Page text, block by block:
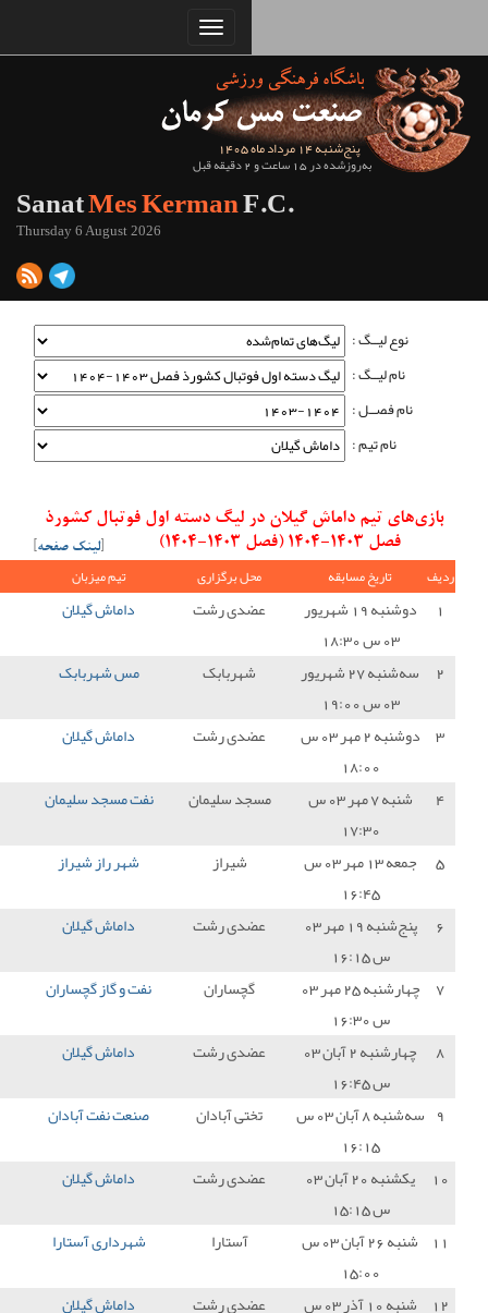
Sanat
لیگ دسته اول فوتبال کشورذ
[ لینک صفحه]
برگزاری تیم میزبان نتیجه تیم میهمان
رشت داماش گیلان 0 - 0 نیروی زمینی تهران
مس شهربابک 2 - 0 داماش گیلان
رشت داماش گیلان 0 - 0 بعثت کرمانشاه
سلیمان نفت مسجد سلیمان 0 - 1 داماش گیلان
شهر راز شیراز 0 - 0 داماش گیلان
رشت داماش گیلان 1 - 1 پارس جنوبی جم
نفت و گاز گچساران 1 - 1 داماش گیلان
رشت داماش گیلان 0 - 0 آریو اسلامشهر
آبادان صنعت نفت آبادان 0 - 0 داماش گیلان
رشت داماش گیلان 0 - 0 سایپا
شهرداری آستارا 2 - 3 داماش گیلان
رشت داماش گیلان 1 - 4 پیکان تهران